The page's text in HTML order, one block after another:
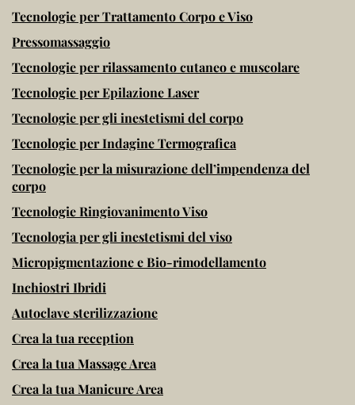
Tecnologie per Trattamento Corpo e Viso
Pressomassaggio
Tecnologie per rilassamento cutaneo e muscolare
Tecnologie per Epilazione Laser
Tecnologie per gli inestetismi del corpo
Tecnologie per Indagine Termografica
Tecnologie per la misurazione dell’impendenza del
corpo
Tecnologie Ringiovanimento Viso
Tecnologia per gli inestetismi del viso
Micropigmentazione e Bio-rimodellamento
Inchiostri Ibridi
Autoclave sterilizzazione
Crea la tua reception
Crea la tua Massage Area
Crea la tua Manicure Area